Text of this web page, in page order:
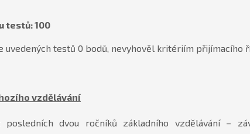
testů: 100
uvedených testů 0 bodů, nevyhověl kritériím přijímacího
vzdělávání
dvou ročníků základního vzdělávání –